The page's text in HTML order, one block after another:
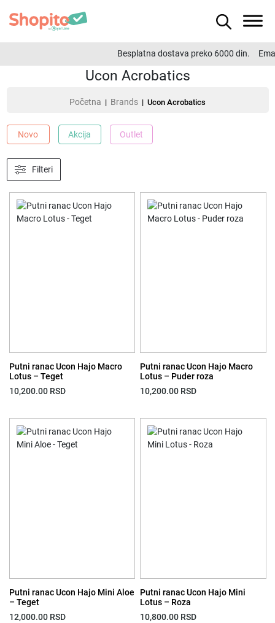
Besplatna dostava preko 6000 din.
Ucon Acrobatics
Početna | Brands | Ucon Acrobatics
Novo Akcija Outlet
Filteri
Putni ranac Ucon Hajo Macro
Lotus – Teget
10,200.00 RSD
Putni ranac Ucon Hajo Macro
Lotus – Puder roza
10,200.00 RSD
Putni ranac Ucon Hajo Mini Aloe
– Teget
12,000.00 RSD
Putni ranac Ucon Hajo Mini
Lotus – Roza
10,800.00 RSD